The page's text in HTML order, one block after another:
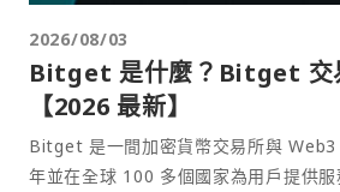
2026/08/03
Bitget 是什麼？Bitget 交
【2026 最新】
Bitget 是一間加密貨幣交易所與
年並在全球 100 多個國家為用戶提供